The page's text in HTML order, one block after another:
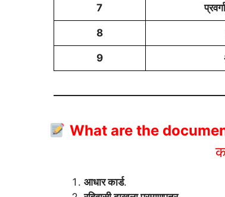
7
8
9
What are the
आधार कार्ड.